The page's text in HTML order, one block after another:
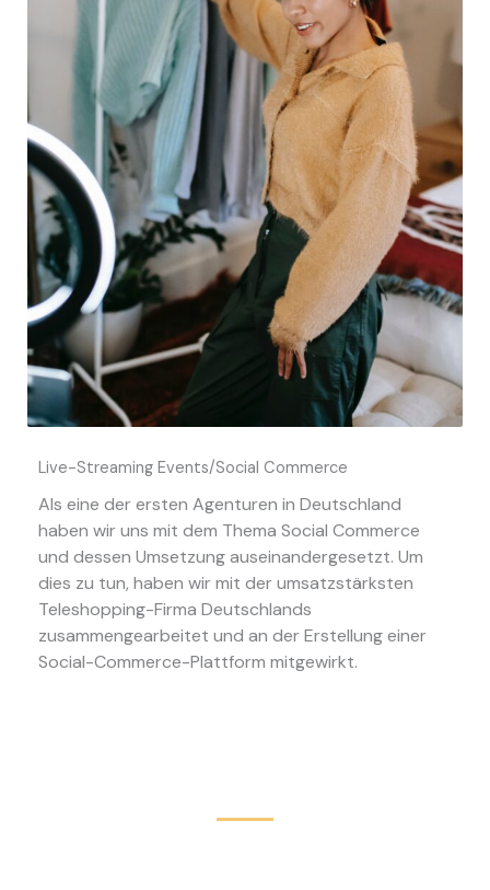
Live-Streaming Events/Social Commerce
Als eine der ersten Agenturen in Deutschland
haben wir uns mit dem Thema Social Commerce
und dessen Umsetzung auseinandergesetzt. Um
dies zu tun, haben wir mit der umsatzstärksten
Teleshopping-Firma Deutschlands
zusammengearbeitet und an der Erstellung einer
Social-Commerce-Plattform mitgewirkt.